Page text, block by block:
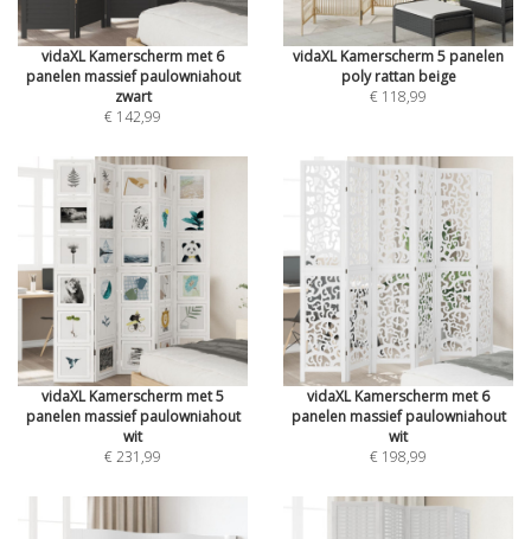
vidaXL Kamerscherm met 6
panelen massief paulowniahout
zwart
€ 142,99
vidaXL Kamerscherm 5 panelen
poly rattan beige
€ 118,99
vidaXL Kamerscherm met 5
panelen massief paulowniahout
wit
€ 231,99
vidaXL Kamerscherm met 6
panelen massief paulowniahout
wit
€ 198,99